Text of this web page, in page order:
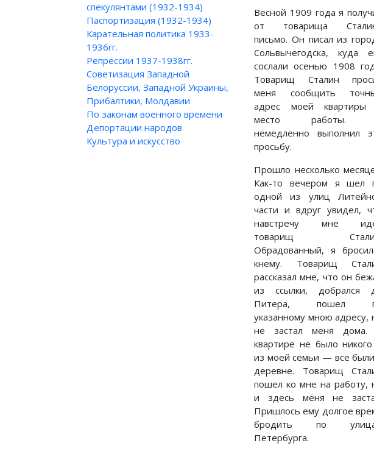
спекулянтами (1932-1934)
Паспортизация (1932-1934)
Карательная политика 1933-
1936гг.
Репрессии 1937-1938гг.
Советизация Западной
Белоруссии, Западной Украины,
Прибалтики, Молдавии
По законам военного времени
Депортации народов
Культура и искусство
Весной 1909 года я
от товарища
письмо. Он писал из
Сольвычегодска, куда
сослали осенью 1908
Товарищ Сталин
меня сообщить
адрес моей
место работы.
немедленно выполнил
просьбу.
Прошло несколько
Как-то вечером я шел
одной из улиц
части и вдруг увидел,
навстречу мне
товарищ
Обрадованный, я
кнему. Товарищ
рассказал мне, что он
из ссылки, добрался
Питера, пошел
указанному мною адресу,
не застал меня
квартире не было
из моей семьи — все
деревне. Товарищ
пошел ко мне на работу,
и здесь меня не
Пришлось ему долгое
бродить по
Петербурга.